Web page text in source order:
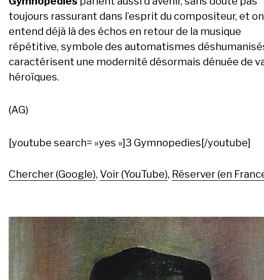
toujours rassurant dans l’esprit du compositeur, et on
entend déjà là des échos en retour de la musique
répétitive, symbole des automatismes
caractérisent une modernité désormais dénuée de
héroïques.
(AG)
[youtube search= »yes »]3 Gymnopedies[/youtube]
Chercher (Google), Voir (YouTube), Réserver (en